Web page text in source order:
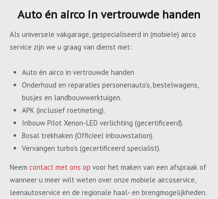
Auto én airco in vertrouwde handen
Als universele vakgarage, gespecialiseerd in (mobiele) airco
service zijn we u graag van dienst met:
Auto én airco in vertrouwde handen
Onderhoud en reparaties personenauto’s, bestelwagens,
busjes en landbouwwerktuigen.
APK (inclusief roetmeting).
Inbouw Pilot Xenon-LED verlichting (gecertificeerd).
Bosal trekhaken (Officieel inbouwstation).
Vervangen turbo’s (gecertificeerd specialist).
Neem contact met ons op voor het maken van een afspraak of
wanneer u meer wilt weten over onze mobiele aircoservice,
leenautoservice en de regionale haal- en brengmogelijkheden.